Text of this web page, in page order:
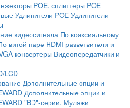
POE, сплиттеры POE
Удлинители POE Удлинители
видеосигнала По коаксиальному
витой паре HDMI разветвители и
конвертеры Видеопередатчики и
LCD
Дополнительные опции и
Дополнительные опции и
"BD"-серии. Муляжи